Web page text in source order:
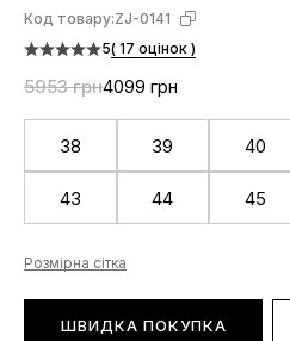
Код товару:ZJ-0141
5( 17 оцінок )
5953 грн4099 грн
38 39 40
43 44 45
Розмірна сітка
ШВИДКА ПОКУПКА